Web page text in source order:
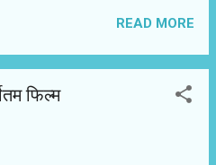
वे भी समाज को कुछ दें.चैरिटी वे करते
की उनकी छवि काफी मशहूर है. कहा
भी ज़रूरतमंद खाली हाथ नहीं
शुरू करने की सोची है.इस संस्था का
में पहने गए कपडे और अन्य प्रकार के
READ MORE
फिल्म